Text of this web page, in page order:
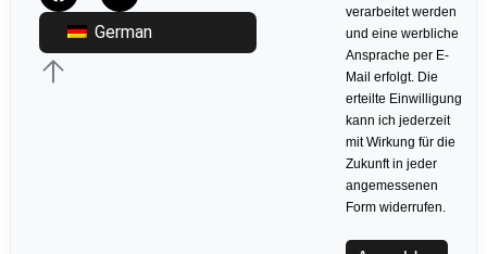
German
verarbeitet werden
und eine werbliche
Ansprache per E-
Mail erfolgt. Die
erteilte Einwilligung
kann ich jederzeit
mit Wirkung für die
Zukunft in jeder
angemessenen
Form widerrufen.